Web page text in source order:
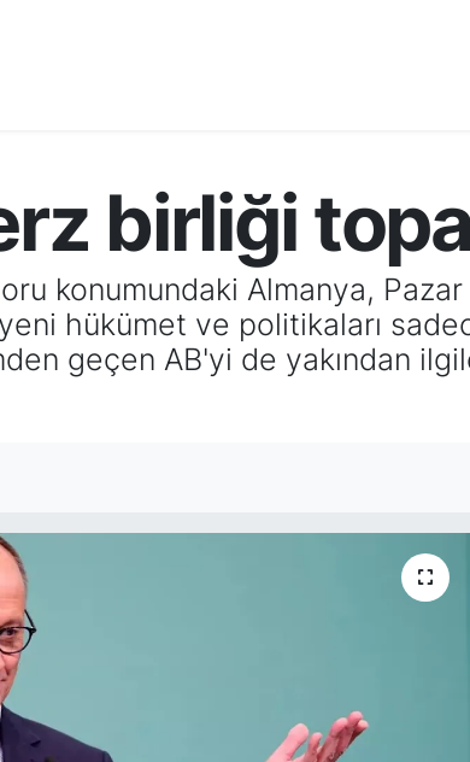
birliği
konumundaki Almanya,
hükümet ve politikaları
geçen AB'yi de yakından